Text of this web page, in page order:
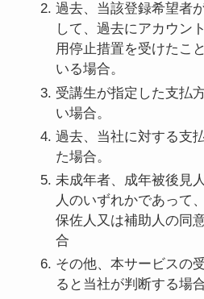
過去、当該登録希望者
して、過去にアカウン
用停止措置を受けたこ
いる場合。
受講生が指定した支払
い場合。
過去、当社に対する支
た場合。
未成年者、成年被後見
人のいずれかであって
保佐人又は補助人の同
合
その他、本サービスの
ると当社が判断する場合